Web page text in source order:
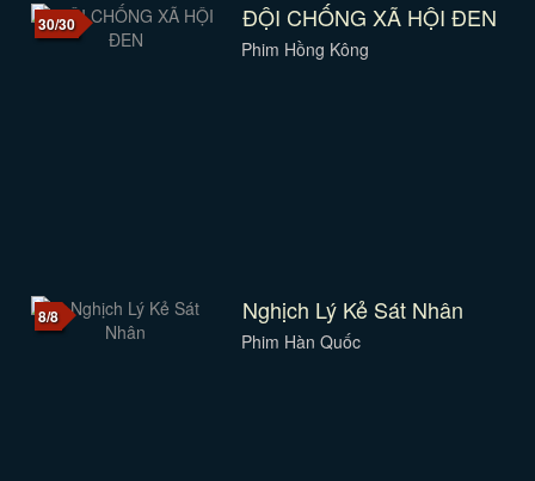
30/30 ĐỘI CHỐNG XÃ HỘI ĐEN
Phim Hồng Kông
8/8 Nghịch Lý Kẻ Sát Nhân
Phim Hàn Quốc